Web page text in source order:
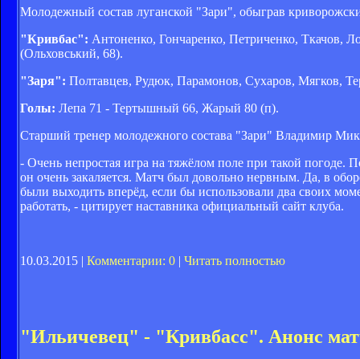
Молодежный состав луганской "Зари", обыграв
"Кривбас": Антоненко, Гончаренко, Петриченко, Ткачов,
(Ольховський, 68).
"Заря": Полтавцев, Рудюк, Парамонов, Сухаров, Мягков,
Голы: Лепа 71 - Тертышный 66, Жарый 80 (п).
Старший тренер молодежного состава "Зари" Владимир
- Очень непростая игра на тяжёлом поле при такой погоде.
он очень закаляется. Матч был довольно нервным. Да, в
были выходить вперёд, если бы использовали два своих
работать, - цитирует наставника официальный сайт клуба.
10.03.2015 | Комментарии: 0 | Читать полностью
"Ильичевец" - "Кривбасс". Анонс